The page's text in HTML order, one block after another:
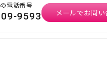
電話番号
9593 メールでお問